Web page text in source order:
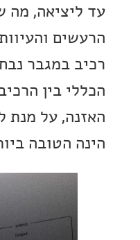
מה שאמור
והעיוותים.
במגבר נבחר
בין הרכיבים נבחן
על מנת לוודא
הטובה ביותר.